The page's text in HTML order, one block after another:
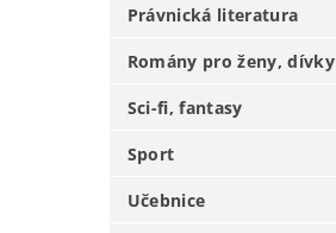
Právnická literatura
Romány pro ženy, dívky
Sci-fi, fantasy
Sport
Učebnice